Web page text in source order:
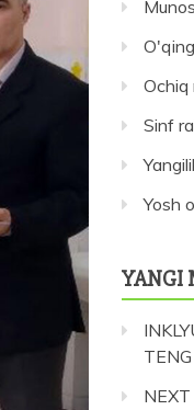
Ochiq
Sinf
Yosh
YANGI